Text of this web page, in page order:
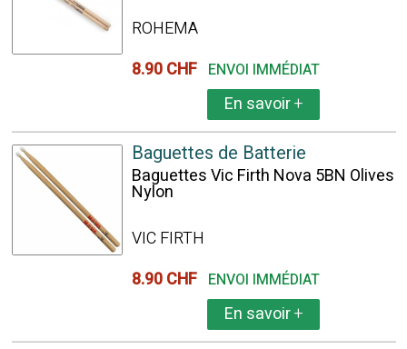
ROHEMA
8.90 CHF ENVOI IMMÉDIAT
En savoir+
Baguettes de Batterie
Baguettes Vic Firth Nova 5BN Olives
Nylon
VIC FIRTH
8.90 CHF ENVOI IMMÉDIAT
En savoir+